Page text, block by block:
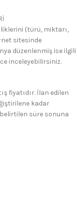
(türü, miktarı,
sitesinde
düzenlenmiş ise ilgili
inceleyebilirsiniz.
fiyatıdır. İlan edilen
kadar
süre sonuna